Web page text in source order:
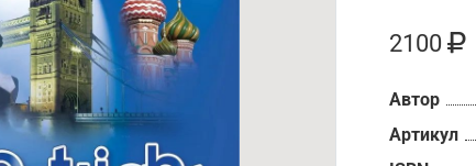
2100
Автор
Артикул